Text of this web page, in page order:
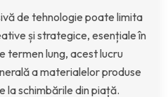
de tehnologie poate limita
și strategice, esențiale în
termen lung, acest lucru
a materialelor produse
la schimbările din piață.